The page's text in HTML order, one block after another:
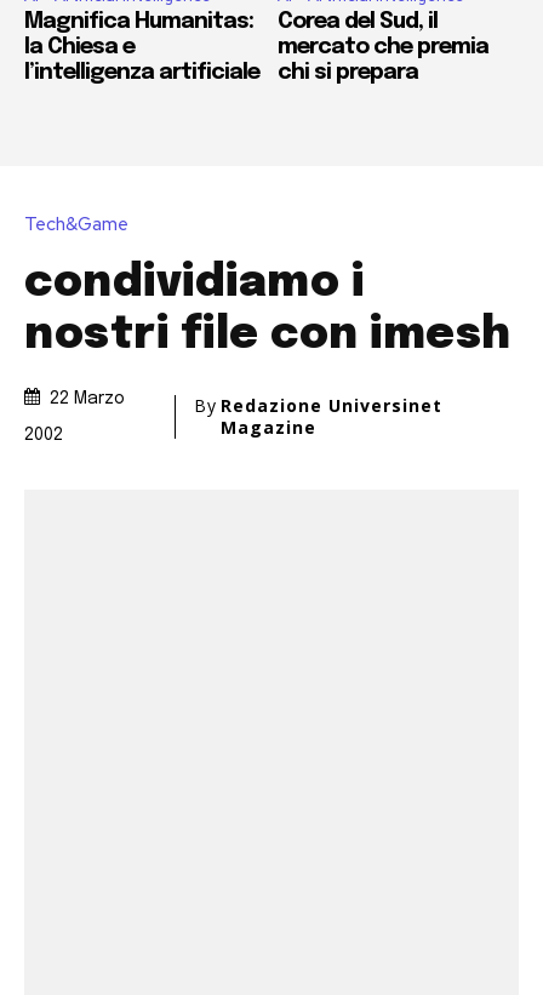
Magnifica Humanitas:
la Chiesa e
l’intelligenza artificiale
Corea del Sud, il
mercato che premia
chi si prepara